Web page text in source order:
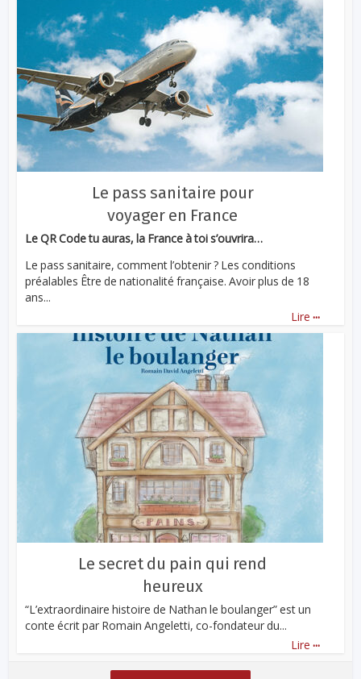
Le pass sanitaire pour
voyager en France
Le QR Code tu auras, la France à toi s’ouvrira…
Le pass sanitaire, comment l’obtenir ? Les conditions
préalables Être de nationalité française. Avoir plus de 18
ans...
Lire ...
Le secret du pain qui rend
heureux
“L’extraordinaire histoire de Nathan le boulanger” est un
conte écrit par Romain Angeletti, co-fondateur du...
Lire ...